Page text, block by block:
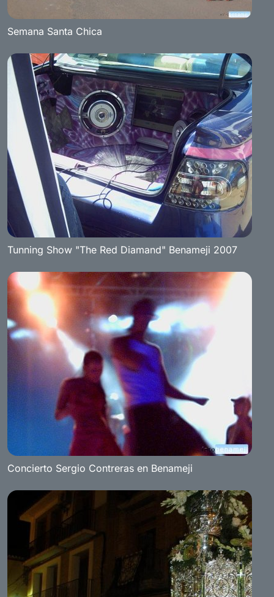
Semana Santa Chica
Tunning Show "The Red Diamand" Benameji 2007
Concierto Sergio Contreras en Benameji